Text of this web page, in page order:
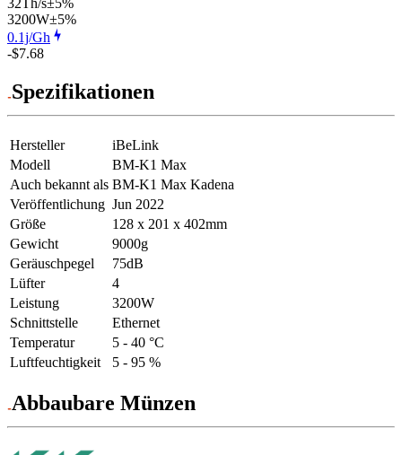
32Th/s±5%
3200W±5%
0.1j/Gh
-$7.68
Spezifikationen
Hersteller
iBeLink
Modell
BM-K1 Max
Auch bekannt als BM-K1 Max Kadena
Veröffentlichung Jun 2022
Größe
128 x 201 x 402mm
Gewicht
9000g
Geräuschpegel
75dB
Lüfter
4
Leistung
3200W
Schnittstelle
Ethernet
Temperatur
5 - 40 °C
Luftfeuchtigkeit
5 - 95 %
Abbaubare Münzen